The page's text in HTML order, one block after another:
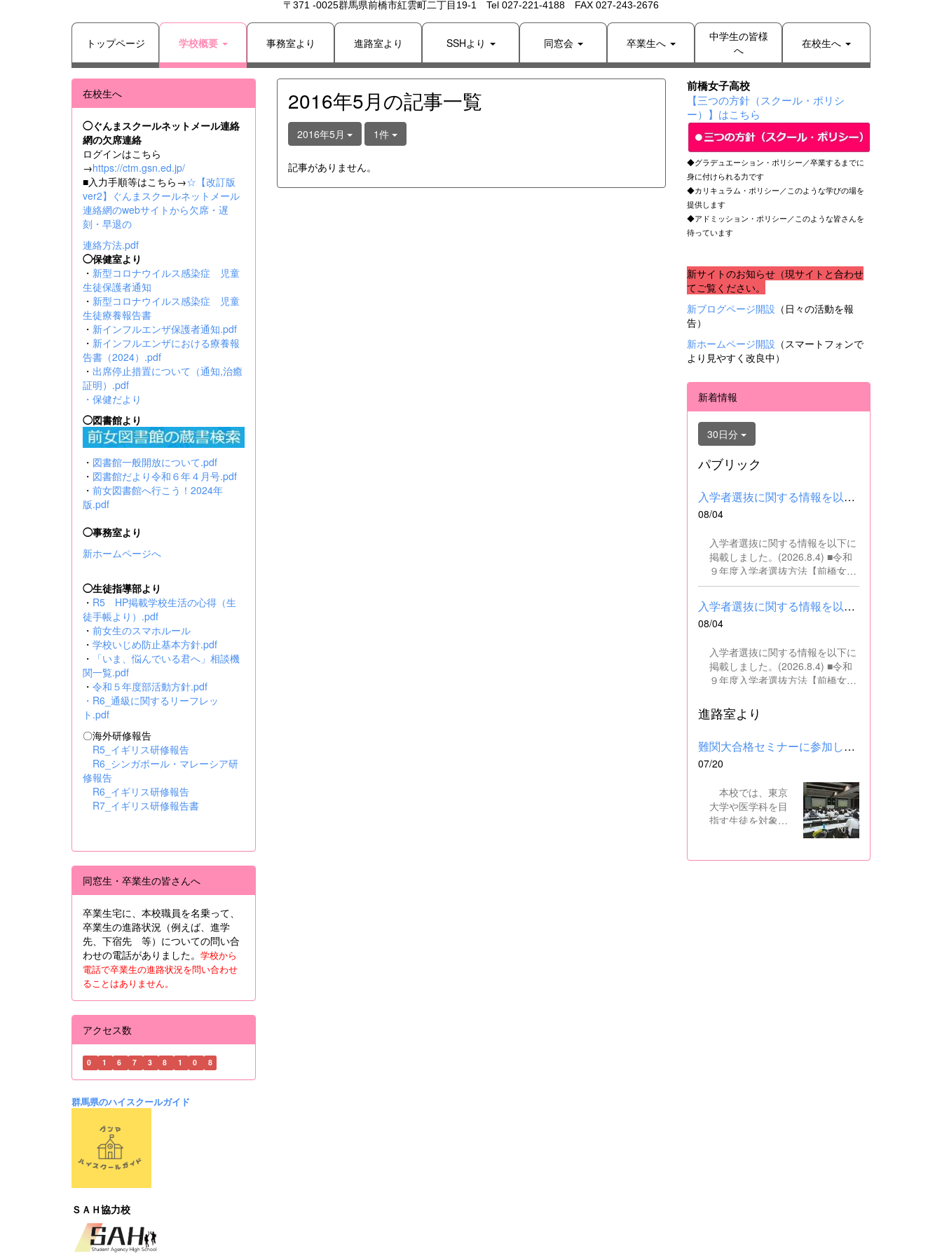
〒371 -0025群馬県前橋市紅雲町二丁目19-1 Tel 027-221-4188 FAX 027-243-2676
トップページ 学校概要 事務室より 進路室より SSHより 同窓会 卒業生へ
中学生の皆様
へ
在校生へ
2016年5月の記事一覧
2016年5月 1件
記事がありません。
在校生へ
◯ぐんまスクールネットメール連絡
網の欠席連絡
ログインはこちら
→https://ctm.gsn.ed.jp/
■入力手順等はこちら→☆【改訂版
ver2】ぐんまスクールネットメール
連絡網のwebサイトから欠席・遅
刻・早退の
連絡方法.pdf
◯保健室より
・ 新型コロナウイルス感染症 児童
生徒保護者通知
・ 新型コロナウイルス感染症 児童
生徒療養報告書
・ 新インフルエンザ保護者通知.pdf
・ 新インフルエンザにおける療養報
告書（2024）.pdf
・ 出席停止措置について（通知,治癒
証明）.pdf
・ 保健だより
◯図書館より
・ 図書館一般開放について.pdf
・ 図書館だより令和６年４月号.pdf
・ 前女図書館へ行こう！2024年
版.pdf
◯事務室より
新ホームページへ
◯生徒指導部より
・ R5 HP掲載学校生活の心得（生
徒手帳より）.pdf
・ 前女生のスマホルール
・ 学校いじめ防止基本方針.pdf
・
「いま、悩んでいる君へ」相談機
関一覧.pdf
・ 令和５年度部活動方針.pdf
・ R6_通級に関するリーフレッ
ト.pdf
〇海外研修報告
R5_イギリス研修報告
R6_シンガポール・マレーシア研
修報告
R6_イギリス研修報告
R7_イギリス研修報告書
同窓生・卒業生の皆さんへ
卒業生宅に、本校職員を名乗って、
卒業生の進路状況（例えば、進学
先、下宿先 等）についての問い合
わせの電話がありました。 学校から
電話で卒業生の進路状況を問い合わせ
ることはありません。
アクセス数
0 1 6 7 3 8 1 0 8
群馬県のハイスクールガイド
ＳＡＨ協力校
前橋女子高校
【三つの方針（スクール・ポリシ
ー）】はこちら
◆グラデュエーション・ポリシー／卒業するまでに
身に付けられる力です
◆カリキュラム・ポリシー／このような学びの場を
提供します
◆アドミッション・ポリシー／このような皆さんを
待っています
新サイトのお知らせ（現サイトと合わせ
てご覧ください。
新ブログページ開設 （日々の活動を報
告）
新ホームページ開設 （スマートフォンで
より見やすく改良中）
新着情報
30日分
パブリック
入学者選抜に関する情報を以下に掲載しました。(2026.8.4) ■令和...
08/04
入学者選抜に関する情報を以下に
掲載しました。(2026.8.4) ■令和
９年度入学者選抜方法【前橋女子
高校】pdf はこちら ■群馬県教育
委員会webサイト 高校入試に関
するページはこちら
入学者選抜に関する情報を以下に掲載しました。(2026.8.4) ■令和...
08/04
入学者選抜に関する情報を以下に
掲載しました。(2026.8.4) ■令和
９年度入学者選抜方法【前橋女子
委員会webサイト 高校入試に関
するページはこちら
進路室より
難関大合格セミナーに参加しました
07/20
本校では、東京
大学や医学科を目
指す生徒を対象
格セミナーを行っ